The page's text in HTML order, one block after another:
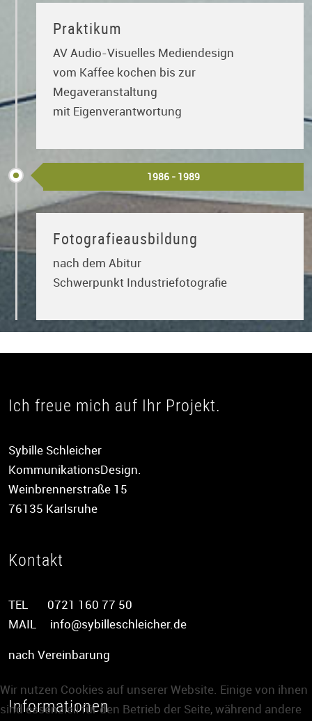
Praktikum
AV Audio-Visuelles Mediendesign
vom Kaffee kochen bis zur
Megaveranstaltung
mit Eigenverantwortung
1986 - 1989
Fotografieausbildung
nach dem Abitur
Schwerpunkt Industriefotografie
Ich freue mich auf Ihr Projekt.
Sybille Schleicher
KommunikationsDesign.
Weinbrennerstraße 15
76135 Karlsruhe
Kontakt
TEL 0721 160 77 50
MAIL info@sybilleschleicher.de
nach Vereinbarung
Informationen
Wir nutzen Cookies auf unserer Website. Einige von ihnen
sind essenziell für den Betrieb der Seite, während andere